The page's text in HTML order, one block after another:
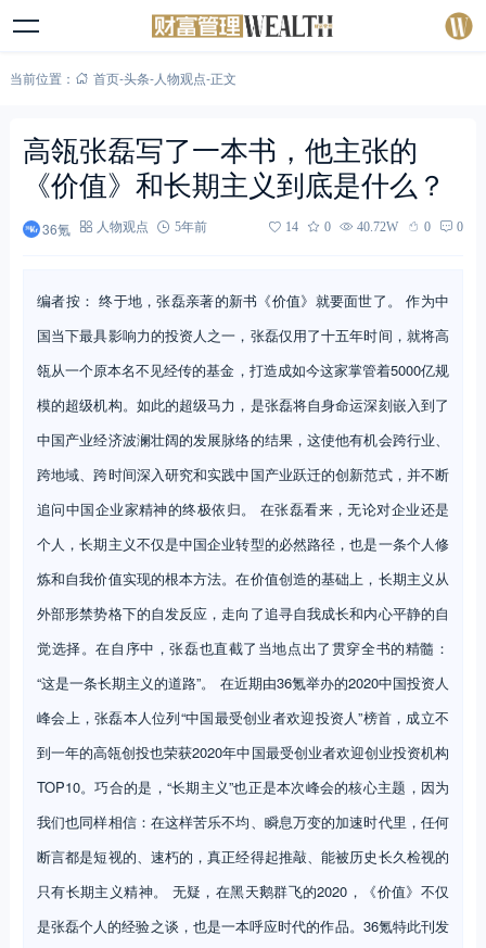
当前位置： 首页-头条-人物观点-正文
高瓴张磊写了一本书，他主张的
《价值》和长期主义到底是什么？
36氪 人物观点 5年前 14 0 40.72W 0 0
编者按： 终于地，张磊亲著的新书《价值》就要面世了。 作为中
国当下最具影响力的投资人之一，张磊仅用了十五年时间，就将高
瓴从一个原本名不见经传的基金，打造成如今这家掌管着5000亿规
模的超级机构。如此的超级马力，是张磊将自身命运深刻嵌入到了
中国产业经济波澜壮阔的发展脉络的结果，这使他有机会跨行业、
跨地域、跨时间深入研究和实践中国产业跃迁的创新范式，并不断
追问中国企业家精神的终极依归。 在张磊看来，无论对企业还是
个人，长期主义不仅是中国企业转型的必然路径，也是一条个人修
炼和自我价值实现的根本方法。在价值创造的基础上，长期主义从
外部形禁势格下的自发反应，走向了追寻自我成长和内心平静的自
觉选择。在自序中，张磊也直截了当地点出了贯穿全书的精髓：
“这是一条长期主义的道路”。 在近期由36氪举办的2020中国投资人
峰会上，张磊本人位列“中国最受创业者欢迎投资人”榜首，成立不
到一年的高瓴创投也荣获2020年中国最受创业者欢迎创业投资机构
TOP10。巧合的是，“长期主义”也正是本次峰会的核心主题，因为
我们也同样相信：在这样苦乐不均、瞬息万变的加速时代里，任何
断言都是短视的、速朽的，真正经得起推敲、能被历史长久检视的
只有长期主义精神。 无疑，在黑天鹅群飞的2020，《价值》不仅
是张磊个人的经验之谈，也是一本呼应时代的作品。36氪特此刊发